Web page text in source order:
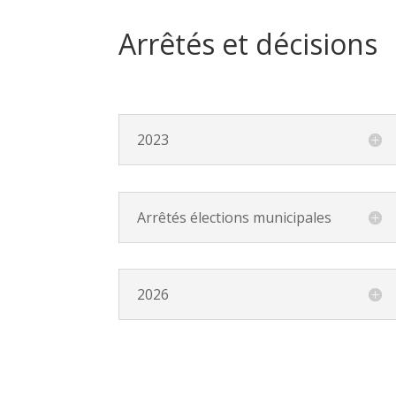
Arrêtés et décisions
2023
Arrêtés élections municipales
2026